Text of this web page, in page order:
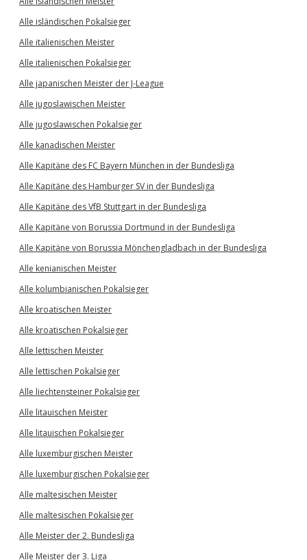
Alle isländischen Pokalsieger
Alle italienischen Meister
Alle italienischen Pokalsieger
Alle japanischen Meister der J-League
Alle jugoslawischen Meister
Alle jugoslawischen Pokalsieger
Alle kanadischen Meister
Alle Kapitäne des FC Bayern München in der Bundesliga
Alle Kapitäne des Hamburger SV in der Bundesliga
Alle Kapitäne des VfB Stuttgart in der Bundesliga
Alle Kapitäne von Borussia Dortmund in der Bundesliga
Alle Kapitäne von Borussia Mönchengladbach in der Bundesliga
Alle kenianischen Meister
Alle kolumbianischen Pokalsieger
Alle kroatischen Meister
Alle kroatischen Pokalsieger
Alle lettischen Meister
Alle lettischen Pokalsieger
Alle liechtensteiner Pokalsieger
Alle litauischen Meister
Alle litauischen Pokalsieger
Alle luxemburgischen Meister
Alle luxemburgischen Pokalsieger
Alle maltesischen Meister
Alle maltesischen Pokalsieger
Alle Meister der 2. Bundesliga
Alle Meister der 3. Liga